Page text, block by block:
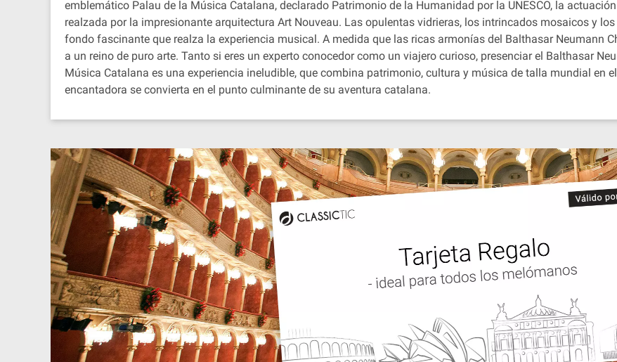
emblemático Palau de la Música Catalana, declarado Patrimonio de la Humanidad por la UNESCO, la
realzada por la impresionante arquitectura Art Nouveau. Las opulentas vidrieras, los intrincados mosaicos y
fondo fascinante que realza la experiencia musical. A medida que las ricas armonías del Balthasar Neumann
a un reino de puro arte. Tanto si eres un experto conocedor como un viajero curioso, presenciar el Balthasar
Música Catalana es una experiencia ineludible, que combina patrimonio, cultura y música de talla mundial en
encantadora se convierta en el punto culminante de su aventura catalana.